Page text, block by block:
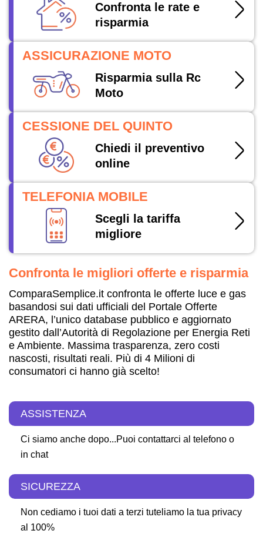
Confronta le rate e
risparmia
ASSICURAZIONE MOTO
Risparmia sulla Rc
Moto
CESSIONE DEL QUINTO
Chiedi il preventivo
online
TELEFONIA MOBILE
Scegli la tariffa
migliore
Confronta le migliori offerte e risparmia
ComparaSemplice.it confronta le offerte luce e gas
basandosi sui dati ufficiali del Portale Offerte
ARERA, l’unico database pubblico e aggiornato
gestito dall’Autorità di Regolazione per Energia Reti
e Ambiente. Massima trasparenza, zero costi
nascosti, risultati reali. Più di 4 Milioni di
consumatori ci hanno già scelto!
ASSISTENZA
Ci siamo anche dopo...Puoi contattarci al telefono o
in chat
SICUREZZA
Non cediamo i tuoi dati a terzi tuteliamo la tua privacy
al 100%